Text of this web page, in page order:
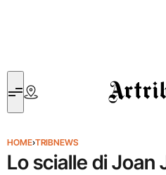
Artribune
HOME›TRIBNEWS
Lo scialle di Joan